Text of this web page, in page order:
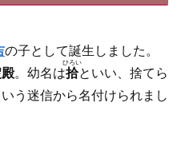
の子として誕生しました。
。幼名は拾
ひろい
といい、捨てら
う迷信から名付けられまし